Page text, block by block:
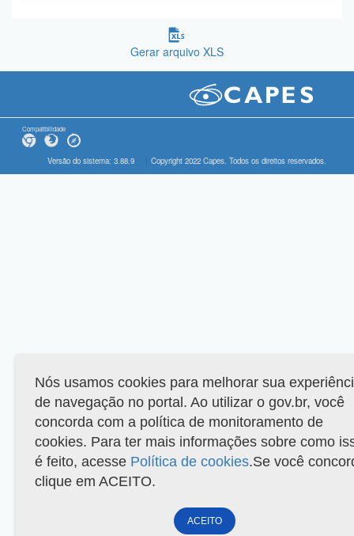
Gerar arquivo XLS
Compatibilidade
Versão do sistema: 3.88.9 Copyright 2022 Capes. Todos os direitos reservados.
Nós usamos cookies para melhorar sua
de navegação no portal. Ao utilizar o gov.br, você
concorda com a política de monitoramento de
cookies. Para ter mais informações sobre como
é feito, acesse Política de cookies.Se você
clique em ACEITO.
ACEITO